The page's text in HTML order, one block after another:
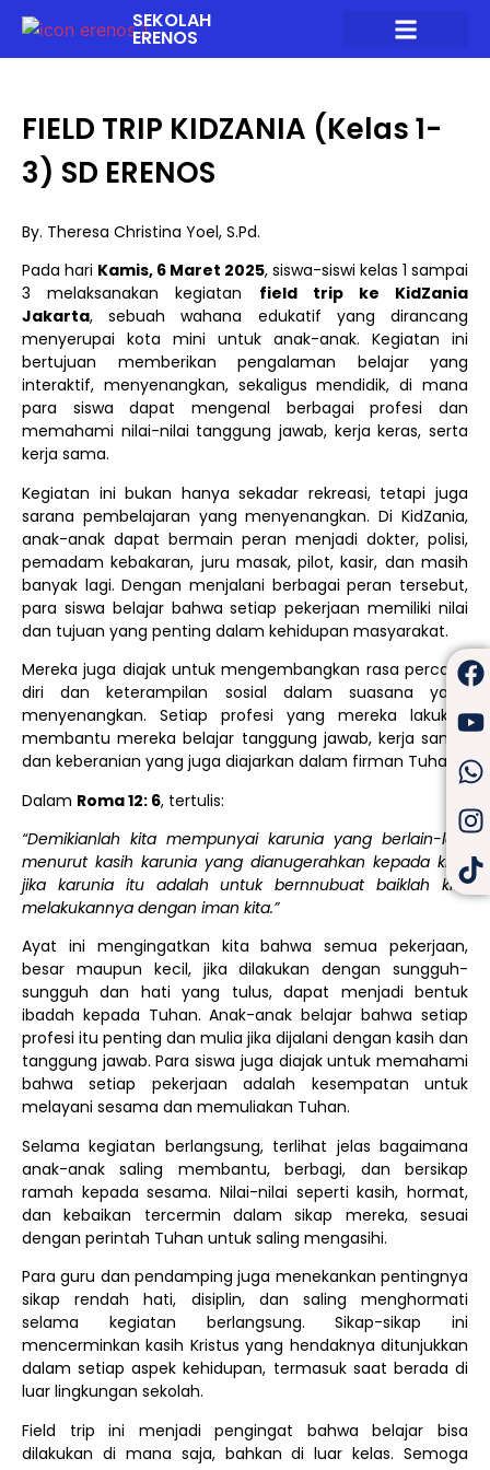
SEKOLAH
ERENOS
FIELD TRIP KIDZANIA (Kelas 1-
3) SD ERENOS
By. Theresa Christina Yoel, S.Pd.
Pada hari Kamis, 6 Maret 2025, siswa-siswi kelas 1 sampai
3 melaksanakan kegiatan field trip ke KidZania
Jakarta, sebuah wahana edukatif yang dirancang
menyerupai kota mini untuk anak-anak. Kegiatan ini
bertujuan memberikan pengalaman belajar yang
interaktif, menyenangkan, sekaligus mendidik, di mana
para siswa dapat mengenal berbagai profesi dan
memahami nilai-nilai tanggung jawab, kerja keras, serta
kerja sama.
Kegiatan ini bukan hanya sekadar rekreasi, tetapi juga
sarana pembelajaran yang menyenangkan. Di KidZania,
anak-anak dapat bermain peran menjadi dokter, polisi,
pemadam kebakaran, juru masak, pilot, kasir, dan masih
banyak lagi. Dengan menjalani berbagai peran tersebut,
para siswa belajar bahwa setiap pekerjaan memiliki nilai
dan tujuan yang penting dalam kehidupan masyarakat.
Mereka juga diajak untuk mengembangkan rasa percaya
diri dan keterampilan sosial dalam suasana yang
menyenangkan. Setiap profesi yang mereka lakukan
membantu mereka belajar tanggung jawab, kerja sama,
dan keberanian yang juga diajarkan dalam firman Tuhan.
Dalam Roma 12: 6, tertulis:
“Demikianlah kita mempunyai karunia yang berlain-lain
menurut kasih karunia yang dianugerahkan kepada kita;
jika karunia itu adalah untuk bernnubuat baiklah kita
melakukannya dengan iman kita.”
Ayat ini mengingatkan kita bahwa semua pekerjaan,
besar maupun kecil, jika dilakukan dengan sungguh-
sungguh dan hati yang tulus, dapat menjadi bentuk
ibadah kepada Tuhan. Anak-anak belajar bahwa setiap
profesi itu penting dan mulia jika dijalani dengan kasih dan
tanggung jawab. Para siswa juga diajak untuk memahami
bahwa setiap pekerjaan adalah kesempatan untuk
melayani sesama dan memuliakan Tuhan.
Selama kegiatan berlangsung, terlihat jelas bagaimana
anak-anak saling membantu, berbagi, dan bersikap
ramah kepada sesama. Nilai-nilai seperti kasih, hormat,
dan kebaikan tercermin dalam sikap mereka, sesuai
dengan perintah Tuhan untuk saling mengasihi.
Para guru dan pendamping juga menekankan pentingnya
sikap rendah hati, disiplin, dan saling menghormati
selama kegiatan berlangsung. Sikap-sikap ini
mencerminkan kasih Kristus yang hendaknya ditunjukkan
dalam setiap aspek kehidupan, termasuk saat berada di
luar lingkungan sekolah.
Field trip ini menjadi pengingat bahwa belajar bisa
dilakukan di mana saja, bahkan di luar kelas. Semoga